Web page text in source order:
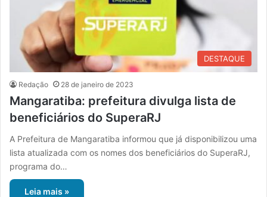
DESTAQUE
Redação 28 de janeiro de 2023
Mangaratiba: prefeitura divulga lista de
beneficiários do SuperaRJ
A Prefeitura de Mangaratiba informou que já disponibilizou uma
lista atualizada com os nomes dos beneficiários do SuperaRJ,
programa do…
Leia mais »